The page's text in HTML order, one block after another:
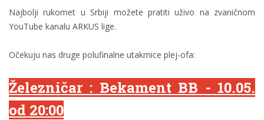
Najbolji rukomet u Srbiji možete pratiti uživo na zvaničnom
YouTube kanalu ARKUS lige.
Očekuju nas druge polufinalne utakmice plej-ofa:
Železničar : Bekament BB - 10.05.
od 20:00